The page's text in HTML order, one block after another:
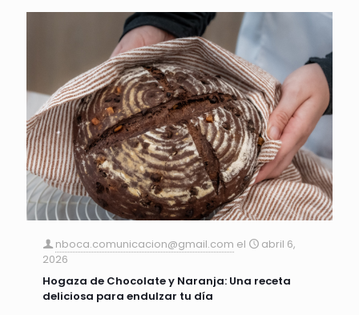
nboca.comunicacion@gmail.com el
abril 6,
2026
Hogaza de Chocolate y Naranja: Una receta
deliciosa para endulzar tu día